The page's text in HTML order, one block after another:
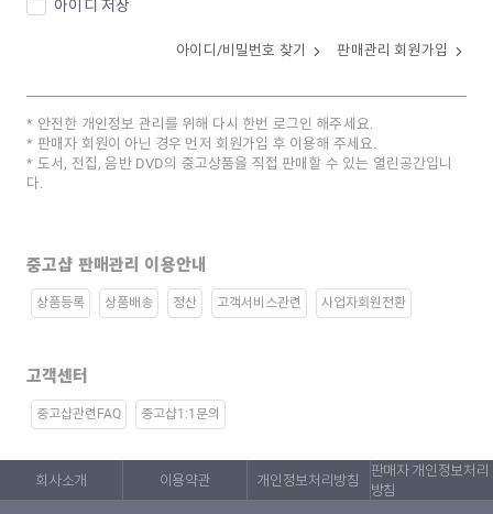
아이디 저장
아이디/비밀번호 찾기 판매관리 회원가입
안전한 개인정보 관리를 위해 다시 한번 로그인 해주세요.
판매자 회원이 아닌 경우 먼저 회원가입 후 이용해 주세요.
도서, 전집, 음반 DVD의 중고상품을 직접 판매할 수 있는 열린공간입니
다.
중고샵 판매관리 이용안내
상품등록 상품배송 정산 고객서비스관련 사업자회원전환
고객센터
중고샵관련FAQ 중고샵1:1문의
회사소개 이용약관 개인정보처리방침
판매자 개인정보처리
방침